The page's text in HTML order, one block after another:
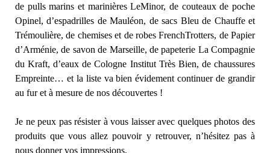
de pulls marins et marinières LeMinor, de couteaux de poche
Opinel, d’espadrilles de Mauléon, de sacs Bleu de Chauffe et
Trémoulière, de chemises et de robes FrenchTrotters, de Papier
d’Arménie, de savon de Marseille, de papeterie La Compagnie
du Kraft, d’eaux de Cologne Institut Très Bien, de chaussures
Empreinte… et la liste va bien évidement continuer de grandir
au fur et à mesure de nos découvertes !
Je ne peux pas résister à vous laisser avec quelques photos des
produits que vous allez pouvoir y retrouver, n’hésitez pas à
nous donner vos impressions.